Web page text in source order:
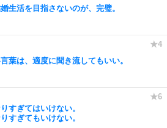
生活を目指さないのが、完璧。
葉は、適度に聞き流してもいい。
すぎてはいけない。
すぎてもいけない。